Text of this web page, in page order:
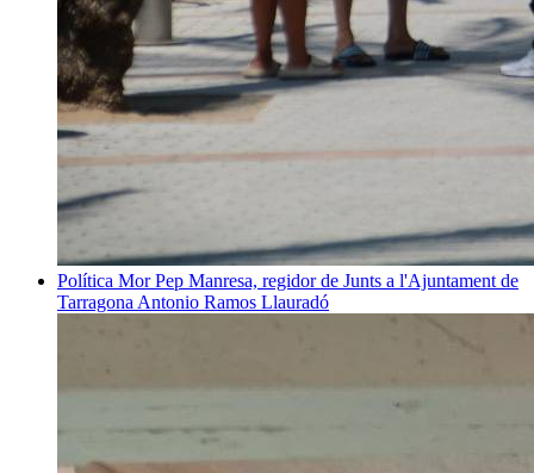
Política Mor Pep Manresa, regidor de Junts a l'Ajuntament de
Tarragona Antonio Ramos Llauradó